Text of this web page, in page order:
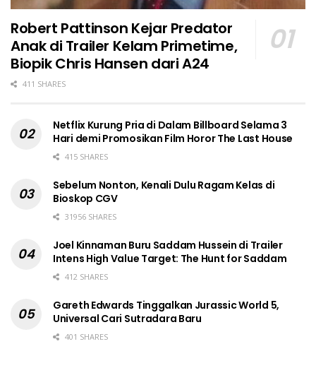
Robert Pattinson Kejar Predator
Anak di Trailer Kelam Primetime,
Biopik Chris Hansen dari A24
411 SHARES
Netflix Kurung Pria di Dalam Billboard Selama 3
Hari demi Promosikan Film Horor The Last House
415 SHARES
Sebelum Nonton, Kenali Dulu Ragam Kelas di
Bioskop CGV
31956 SHARES
Joel Kinnaman Buru Saddam Hussein di Trailer
Intens High Value Target: The Hunt for Saddam
412 SHARES
Gareth Edwards Tinggalkan Jurassic World 5,
Universal Cari Sutradara Baru
401 SHARES